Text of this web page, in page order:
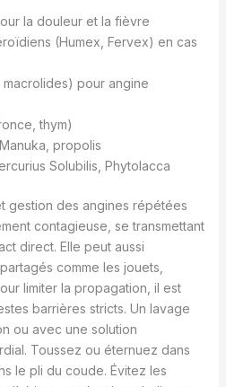
la douleur et la fièvre
(Humex, Fervex) en cas
pour angine
thym)
propolis
Solubilis, Phytolacca
gestion des angines répétées
contagieuse, se transmettant
direct. Elle peut aussi
comme les jouets,
limiter la propagation, il est
barrières stricts. Un lavage
ou avec une solution
Toussez ou éternuez dans
le pli du coude. Évitez les